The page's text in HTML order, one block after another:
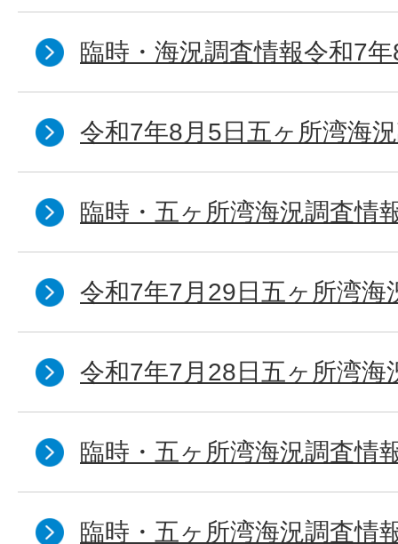
臨時・海況調査情報令和7
令和7年8月5日五ヶ所湾海
臨時・五ヶ所湾海況調査情
令和7年7月29日五ヶ所湾海
令和7年7月28日五ヶ所湾海
臨時・五ヶ所湾海況調査情
臨時・五ヶ所湾海況調査情